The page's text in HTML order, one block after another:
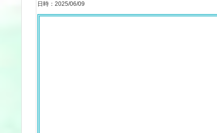
日時：2025/06/09